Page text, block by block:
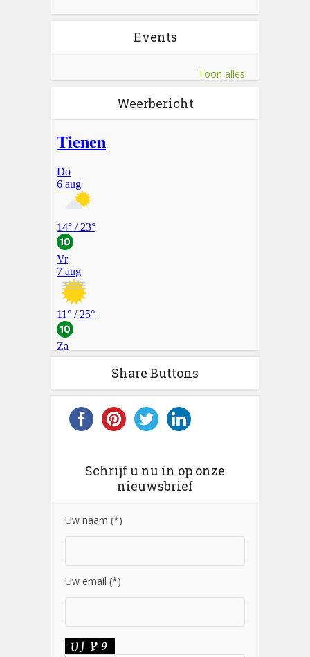
Events
Toon alles
Weerbericht
Share Buttons
Schrijf u nu in op onze
nieuwsbrief
Uw naam (*)
Uw email (*)